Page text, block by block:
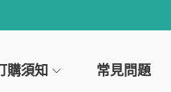
購須知 常見問題